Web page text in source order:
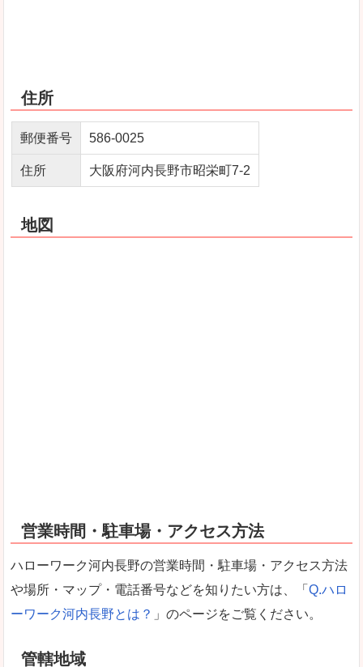
住所
郵便番号 586-0025
住所 大阪府河内長野市昭栄町7-2
地図
営業時間・駐車場・アクセス方法
ハローワーク河内長野の営業時間・駐車場・アクセス方法
や場所・マップ・電話番号などを知りたい方は、「 Q.ハロ
ーワーク河内長野とは？ 」のページをご覧ください。
管轄地域